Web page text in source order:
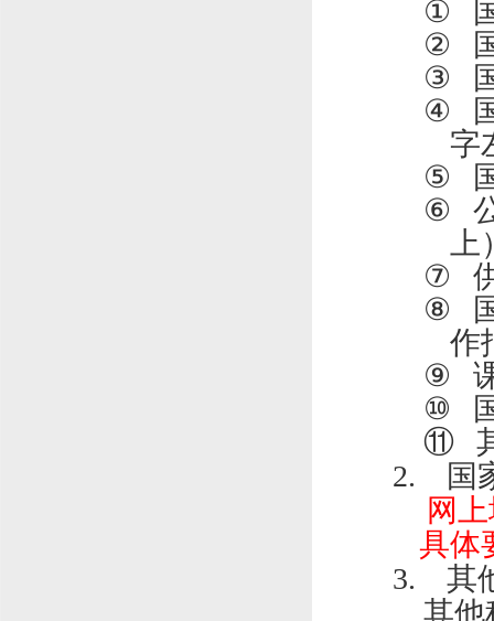
①
②
③
④
字
⑤
⑥
⑦
⑧
作
⑨
⑩
⑪
2.
国
网
具体
3.
其
其他